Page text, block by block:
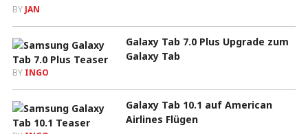
BY JAN
Galaxy Tab 7.0 Plus Upgrade zum
Galaxy Tab
BY INGO
Galaxy Tab 10.1 auf American
Airlines Flügen